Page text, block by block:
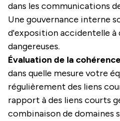
dans les communications
Une gouvernance interne
d'exposition accidentelle à
dangereuses.
Évaluation de la
dans quelle mesure votre
régulièrement des liens
rapport à des liens courts
combinaison de domaines